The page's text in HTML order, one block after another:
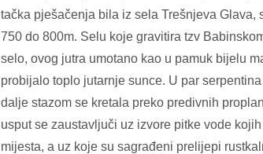
tačka pješačenja bila iz sela Trešnjeva
750 do 800m. Selu koje gravitira tzv
selo, ovog jutra umotano kao u pamuk bijelu
probijalo toplo jutarnje sunce. U par
dalje stazom se kretala preko predivnih
usput se zaustavljuči uz izvore pitke vode
mijesta, a uz koje su sagrađeni prelijepi